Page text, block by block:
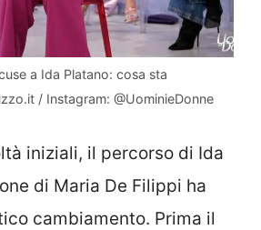
a Ida Platano: cosa sta
/ Instagram: @UominieDonne
iniziali, il percorso di Ida
di Maria De Filippi ha
cambiamento. Prima il